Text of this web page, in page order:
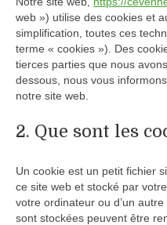
web ») utilise des cookies et
simplification, toutes ces
terme « cookies »). Des
tierces parties que nous
dessous, nous vous
notre site web.
2. Que sont les
Un cookie est un petit fichier
ce site web et stocké par
votre ordinateur ou d’un
sont stockées peuvent être